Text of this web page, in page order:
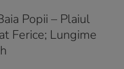
Popii – Plaiul
Ferice; Lungime